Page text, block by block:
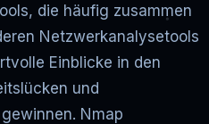
die häufig zusammen
Netzwerkanalysetools
Einblicke in den
und
Nmap